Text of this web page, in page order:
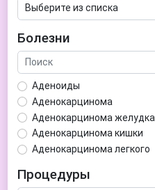
Болезни
Аденоиды
Аденокарцинома
Аденокарцинома желудка
Аденокарцинома кишки
Аденокарцинома легкого
Аденома гипофиза
Процедуры